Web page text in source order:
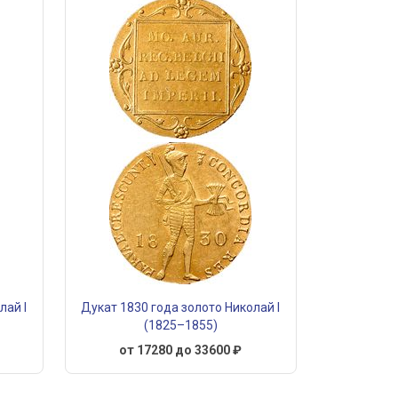
I
Дукат 1830 года золото Николай I
(1825–1855)
от 17280 до 33600 ₽